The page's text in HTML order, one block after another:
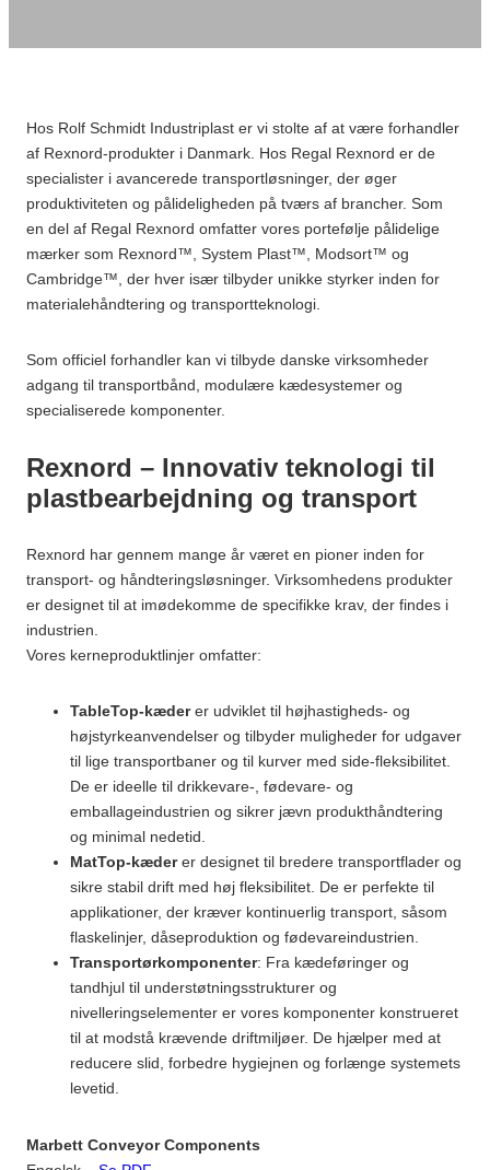
Hos Rolf Schmidt Industriplast er vi stolte af at være forhandler
af Rexnord-produkter i Danmark. Hos Regal Rexnord er de
specialister i avancerede transportløsninger, der øger
produktiviteten og pålideligheden på tværs af brancher. Som
en del af Regal Rexnord omfatter vores portefølje pålidelige
mærker som Rexnord™, System Plast™, Modsort™ og
Cambridge™, der hver især tilbyder unikke styrker inden for
materialehåndtering og transportteknologi.
Som officiel forhandler kan vi tilbyde danske virksomheder
adgang til transportbånd, modulære kædesystemer og
specialiserede komponenter.
Rexnord – Innovativ teknologi til
plastbearbejdning og transport
Rexnord har gennem mange år været en pioner inden for
transport- og håndteringsløsninger. Virksomhedens produkter
er designet til at imødekomme de specifikke krav, der findes i
industrien.
Vores kerneproduktlinjer omfatter:
TableTop-kæderer udviklet til højhastigheds- og
højstyrkeanvendelser og tilbyder muligheder for udgaver
til lige transportbaner og til kurver med side-fleksibilitet.
De er ideelle til drikkevare-, fødevare- og
emballageindustrien og sikrer jævn produkthåndtering
og minimal nedetid.
MatTop-kæderer designet til bredere transportflader og
sikre stabil drift med høj fleksibilitet. De er perfekte til
applikationer, der kræver kontinuerlig transport, såsom
flaskelinjer, dåseproduktion og fødevareindustrien.
Transportørkomponenter: Fra kædeføringer og
tandhjul til understøtningsstrukturer og
nivelleringselementer er vores komponenter konstrueret
til at modstå krævende driftmiljøer. De hjælper med at
reducere slid, forbedre hygiejnen og forlænge systemets
levetid.
Marbett Conveyor Components